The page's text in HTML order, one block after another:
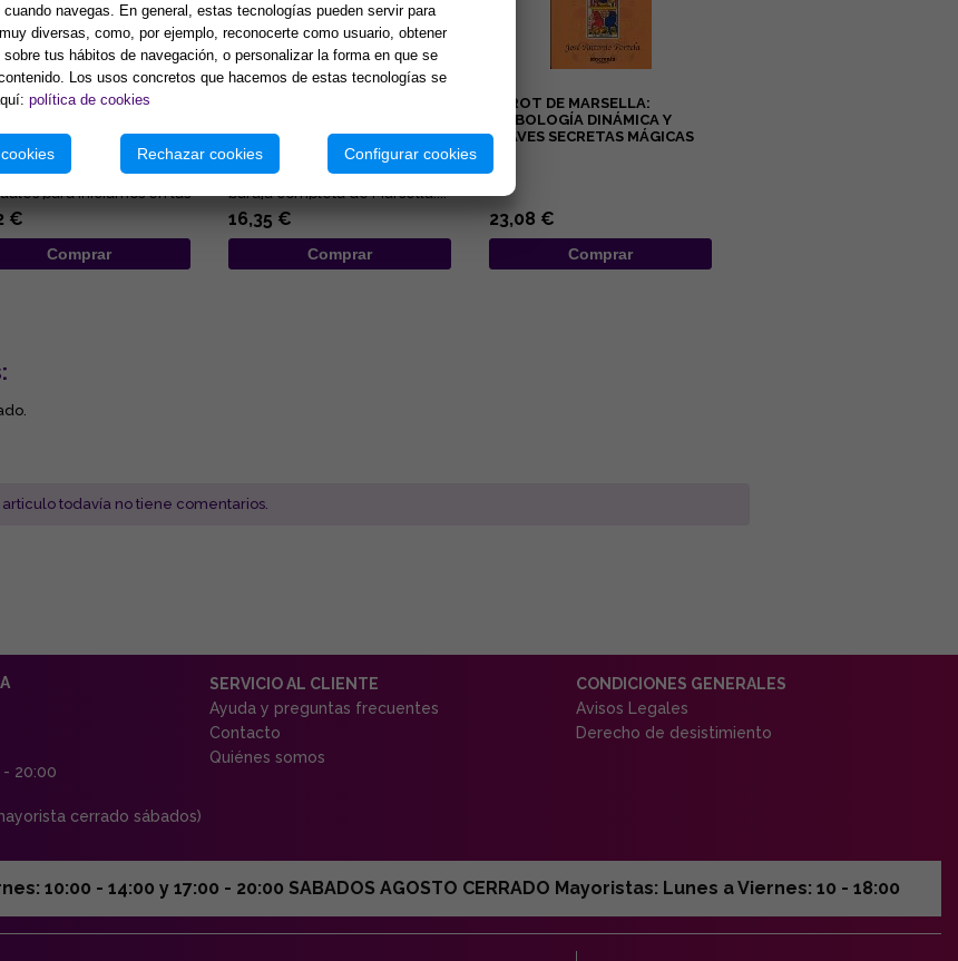
PARA PRINCIPIANTES:
RÚNICA
sigue
prácticos
para iniciarnos en las
disciplinas
€
Comprar
Completo volumen para
aprender a interpretar la
baraja completa de Marsella....
16,35 €
Comprar
TAROT DE MARSELLA:
SIMBOLOGÍA DINÁMICA Y
CLAVES SECRETAS MÁGICAS
23,08 €
Comprar
articulo todavía no tiene comentarios.
- 20:00
cerrado sábados)
SERVICIO AL CLIENTE
Ayuda y preguntas frecuentes
Contacto
Quiénes somos
CONDICIONES GENERALES
Avisos Legales
Derecho de desistimiento
10:00 - 14:00 y 17:00 - 20:00 SABADOS AGOSTO CERRADO Mayoristas: Lunes a Viernes: 10 - 18:00
cuando navegas. En general, estas tecnologías pueden servir para
diversas, como, por ejemplo, reconocerte como usuario, obtener
sobre tus hábitos de navegación, o personalizar la forma en que se
Los usos concretos que hacemos de estas tecnologías se
política de cookies
Rechazar cookies Configurar cookies